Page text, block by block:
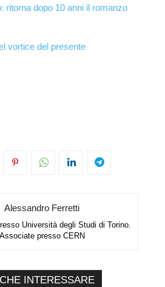
ritorna dopo 10 anni il romanzo
vortice del presente
Alessandro Ferretti
Università degli Studi di Torino.
Associate presso CERN
INTERESSARE